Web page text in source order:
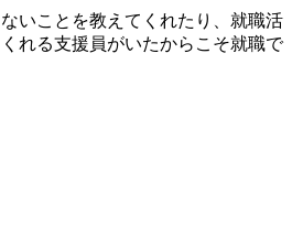
いことを教えてくれたり、就職活
れる支援員がいたからこそ就職で